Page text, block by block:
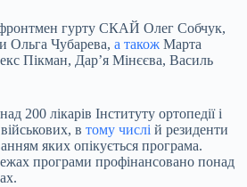
фронтмен гурту СКАЙ Олег Собчук,
Ольга Чубарева, а також Марта
Пікман, Дарʼя Мінєєва, Василь
200 лікарів Інституту ортопедії і
в тому числі й резиденти
яких опікується програма.
програми профінансовано понад